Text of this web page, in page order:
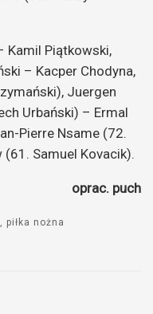
Kamil Piątkowski,
– Kacper Chodyna,
Juergen
Urbański) – Ermal
Pierre Nsame (72.
(61. Samuel Kovacik).
oprac. puch
piłka nożna